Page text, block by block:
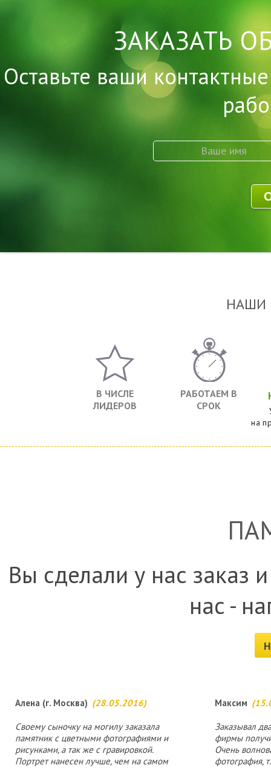
ЗАКАЗАТЬ
Оставьте ваши
НАШИ
В ЧИСЛЕ
ЛИДЕРОВ
РАБОТАЕМ В
СРОК
на
Вы сделали у нас заказ
нас -
Алена (г. Москва) (28.05.2016)
Своему сыночку на могилу заказала
памятник с цветными фотографиями и
рисунками, а так же с гравировкой.
Портрет нанесен лучше, чем на самом
Максим
Заказывал
фирмы
Очень
фотография,